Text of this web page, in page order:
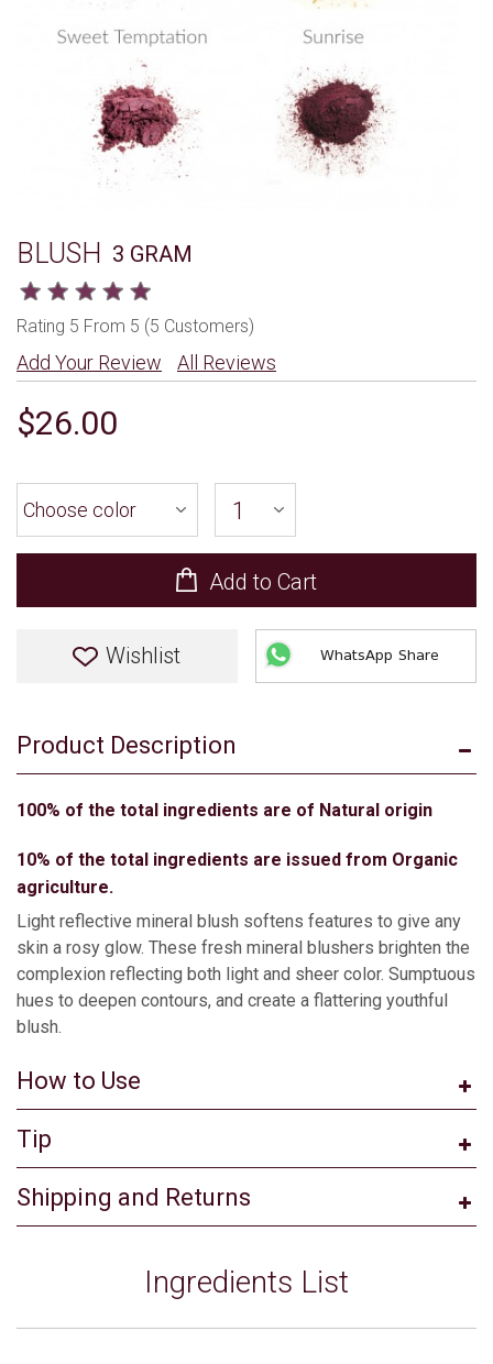
BLUSH 3 GRAM
Rating 5 From 5 (5 Customers)
All Reviews
Add Your Review
$26.00
Add to Cart
Wishlist WhatsApp Share
Product Description
100% of the total ingredients are of Natural origin
10% of the total ingredients are issued from Organic
agriculture.
Light reflective mineral blush softens features to give any
skin a rosy glow. These fresh mineral blushers brighten the
complexion reflecting both light and sheer color. Sumptuous
hues to deepen contours, and create a flattering youthful
blush.
How to Use
Tip
Shipping and Returns
Ingredients List